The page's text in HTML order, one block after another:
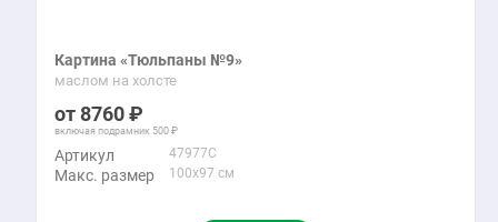
Картина «Тюльпаны №9»
маслом на холсте
8760
включая подрамник 500
Артикул 47977C
Макс. размер 100x97 см